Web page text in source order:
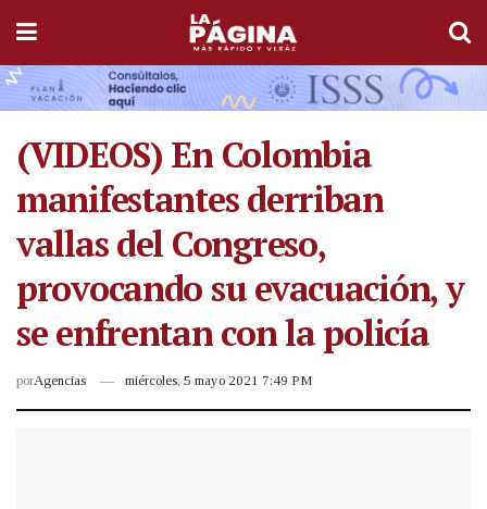
(VIDEOS) En Colombia
manifestantes derriban
vallas del Congreso,
provocando su evacuación, y
se enfrentan con la policía
porAgencias miércoles, 5 mayo 2021 7:49 PM